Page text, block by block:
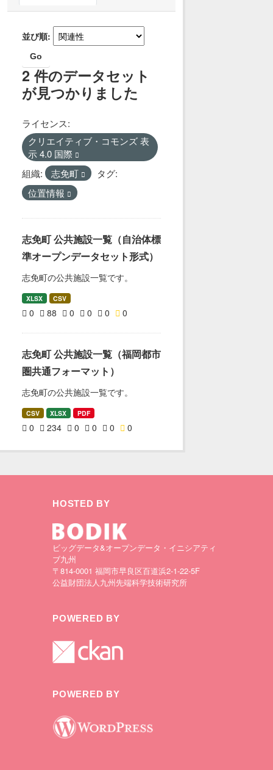
並び順
Go
2 件のデータセット
が見つかりました
ライセンス:
クリエイティブ・コモンズ 表
示 4.0 国際
組織:
志免町
タグ:
位置情報
志免町 公共施設一覧（自治体標
準オープンデータセット形式）
志免町の公共施設一覧です。
XLSX CSV
0 88 0 0 0 0
志免町 公共施設一覧（福岡都市
圏共通フォーマット）
志免町の公共施設一覧です。
CSV XLSX PDF
0 234 0 0 0 0
HOSTED BY
ビッグデータ&オープンデータ・イニシアティ
ブ九州
〒814-0001 福岡市早良区百道浜2-1-22-5F
公益財団法人九州先端科学技術研究所
POWERED BY
POWERED BY